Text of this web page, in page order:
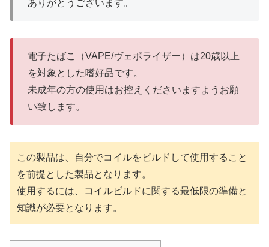
ありがとうございます。
電子たばこ（VAPE/ヴェポライザー）は20歳以上
を対象とした嗜好品です。
未成年の方の使用はお控えくださいますようお願
い致します。
この製品は、自分でコイルをビルドして使用すること
を前提とした製品となります。
使用するには、コイルビルドに関する最低限の準備と
知識が必要となります。